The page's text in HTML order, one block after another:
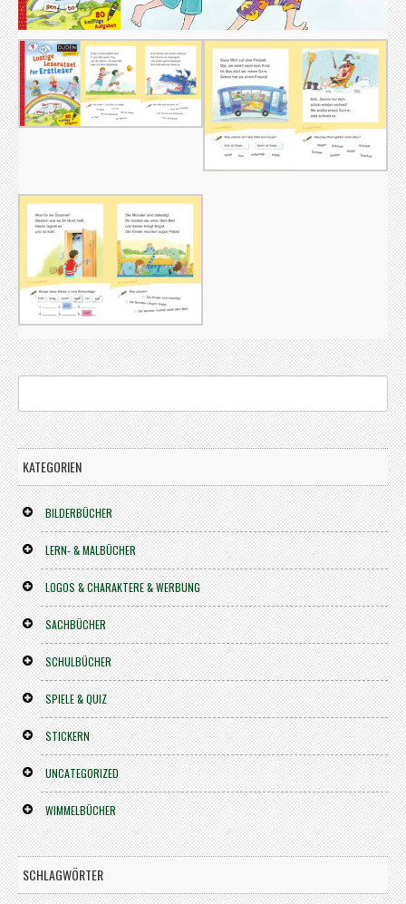
KATEGORIEN
BILDERBÜCHER
LERN- & MALBÜCHER
LOGOS & CHARAKTERE & WERBUNG
SACHBÜCHER
SCHULBÜCHER
SPIELE & QUIZ
STICKERN
UNCATEGORIZED
WIMMELBÜCHER
SCHLAGWÖRTER